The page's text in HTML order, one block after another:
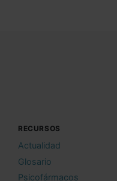
RECURSOS
Actualidad
Glosario
Psicofármacos